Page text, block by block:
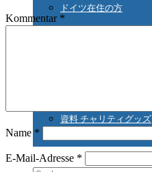
ドイツ在住の方
資料 チャリティグッズ
Kommentar *
Name *
E-Mail-Adresse *